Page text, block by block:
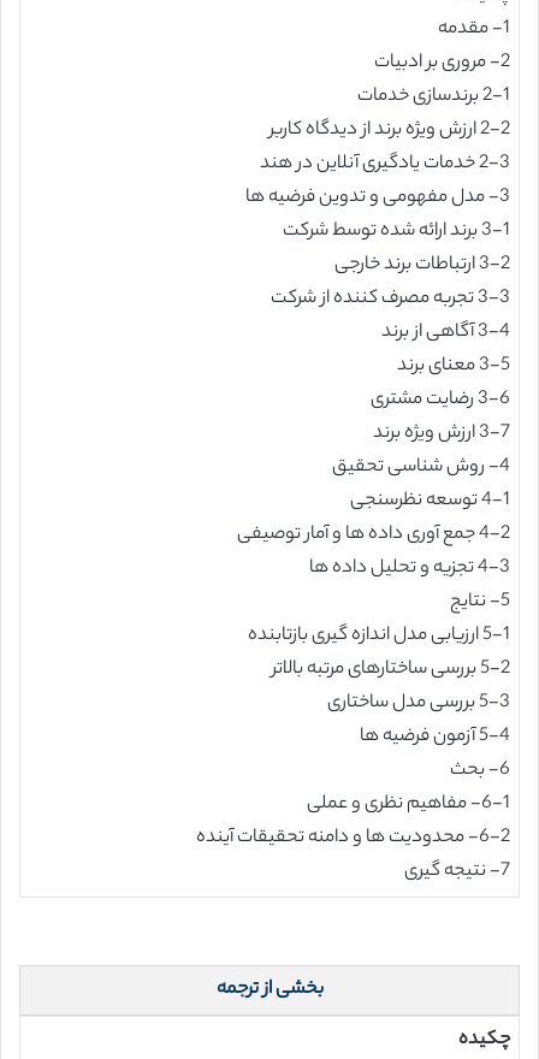
1- مقدمه
2- مروری بر ادبیات
2-1 برندسازی خدمات
2-2 ارزش ویژه برند از دیدگاه کاربر
2-3 خدمات یادگیری آنلاین در هند
3- مدل مفهومی و تدوین فرضیه ها
3-1 برند ارائه شده توسط شرکت
3-2 ارتباطات برند خارجی
3-3 تجربه مصرف کننده از شرکت
3-4 آگاهی از برند
3-5 معنای برند
3-6 رضایت مشتری
3-7 ارزش ویژه برند
4- روش شناسی تحقیق
4-1 توسعه نظرسنجی
4-2 جمع آوری داده ها و آمار توصیفی
4-3 تجزیه و تحلیل داده ها
5- نتایج
5-1 ارزیابی مدل اندازه گیری بازتابنده
5-2 بررسی ساختارهای مرتبه بالاتر
5-3 بررسی مدل ساختاری
5-4 آزمون فرضیه ها
6- بحث
6-1- مفاهیم نظری و عملی
6-2- محدودیت ها و دامنه تحقیقات آینده
7- نتیجه گیری
بخشی از ترجمه
چکیده